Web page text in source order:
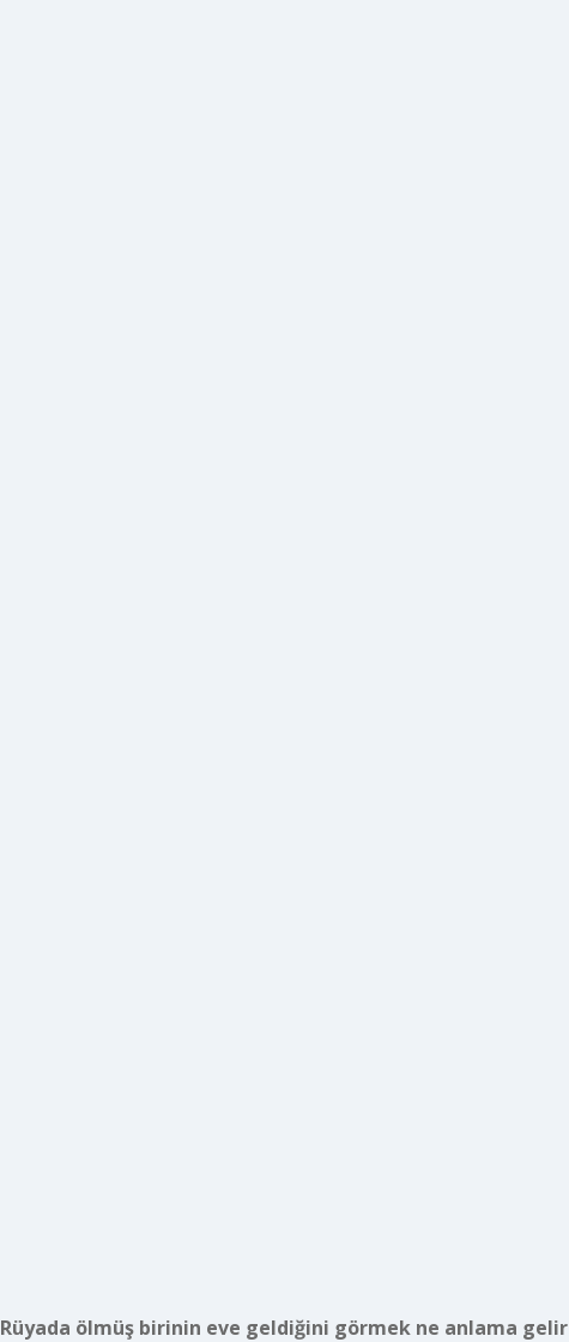
Rüyada ölmüş birinin eve geldiğini görmek ne anlama gelir